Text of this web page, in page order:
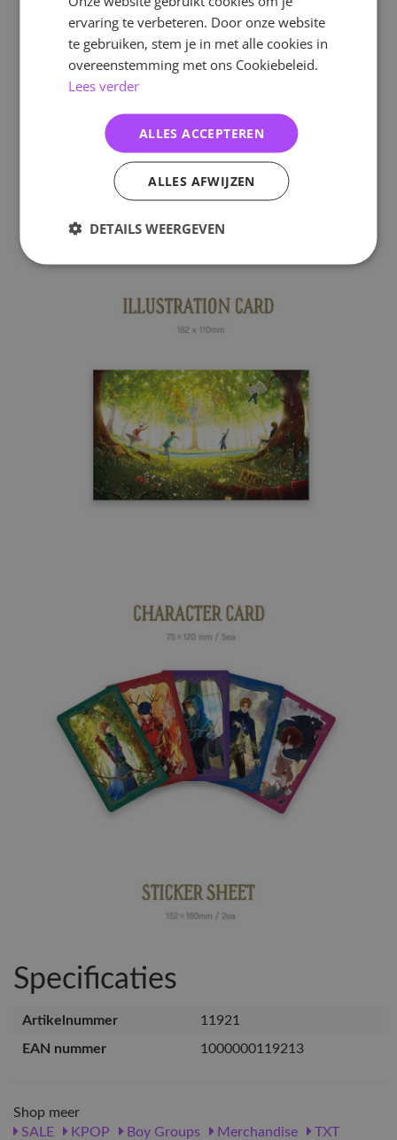
Specificaties
Artikelnummer
11921
EAN nummer
1000000119213
Shop meer
SALE
KPOP Boy Groups Merchandise
TXT
ervaring te verbeteren. Door onze website
te gebruiken, stem je in met alle cookies in
overeenstemming met ons Cookiebeleid.
Lees verder
ALLES ACCEPTEREN
ALLES AFWIJZEN
DETAILS WEERGEVEN